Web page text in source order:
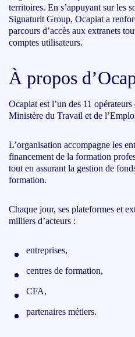
territoires. En s’appuyant sur les
Signaturit Group, Ocapiat a
parcours d’accès aux extranets
comptes utilisateurs.
À propos
Ocapiat est l’un des 11
Ministère du Travail et de
L’organisation accompagne les
financement de la formation
tout en assurant la gestion de
formation.
Chaque jour, ses plateformes et
milliers d’acteurs :
entreprises,
centres de formation,
CFA,
partenaires métiers.